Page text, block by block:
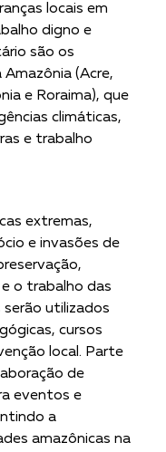
locais em
digno e
são os
(Acre,
e Roraima), que
climáticas,
e trabalho
extremas,
e invasões de
o trabalho das
serão utilizados
cursos
local. Parte
de
eventos e
a
amazônicas na